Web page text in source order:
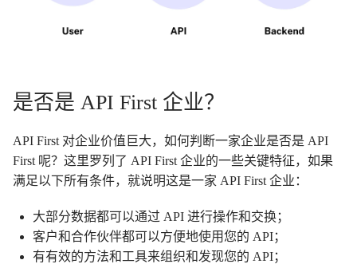
是否是 API First 企业？
API First 对企业价值巨大，如何判断一家企业是否是 API
First 呢？这里罗列了 API First 企业的一些关键特征，如果
满足以下所有条件，就说明这是一家 API First 企业：
大部分数据都可以通过 API 进行操作和交换；
客户和合作伙伴都可以方便地使用您的 API；
有有效的方法和工具来组织和发现您的 API；